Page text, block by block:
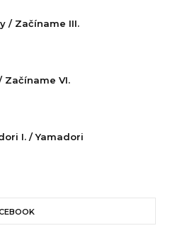
/ Začíname III.
Začíname VI.
I. / Yamadori